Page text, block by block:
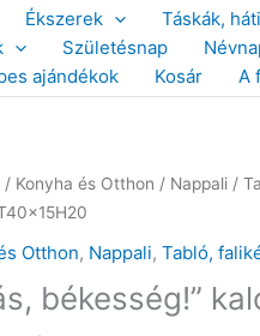
Ékszerek Táskák,
Születésnap
ajándékok Kosár A
/ Konyha és Otthon / Nappali /
Otthon, Nappali,Tabló,
békesség!”